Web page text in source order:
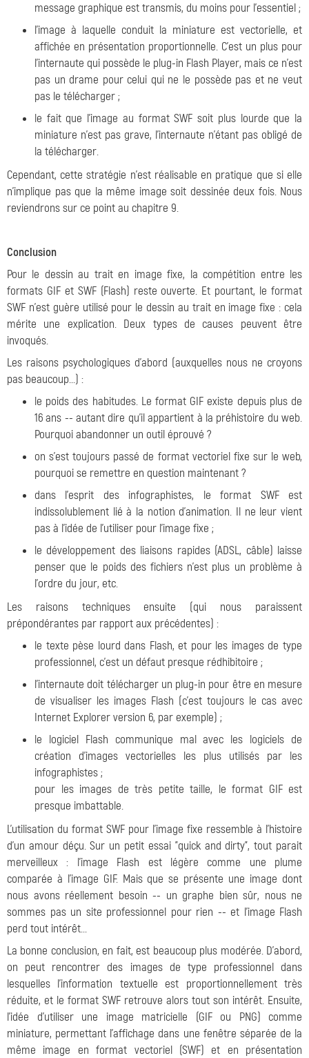
message graphique est transmis, du moins pour l'essentiel ;
l'image à laquelle conduit la miniature est vectorielle, et
affichée en présentation proportionnelle. C'est un plus pour
l'internaute qui possède le plug-in Flash Player, mais ce n'est
pas un drame pour celui qui ne le possède pas et ne veut
pas le télécharger ;
le fait que l'image au format SWF soit plus lourde que la
miniature n'est pas grave, l'internaute n'étant pas obligé de
la télécharger.
Cependant, cette stratégie n'est réalisable en pratique que si elle
n'implique pas que la même image soit dessinée deux fois. Nous
reviendrons sur ce point au chapitre 9.
Conclusion
Pour le dessin au trait en image fixe, la compétition entre les
formats GIF et SWF (Flash) reste ouverte. Et pourtant, le format
SWF n'est guère utilisé pour le dessin au trait en image fixe : cela
mérite une explication. Deux types de causes peuvent être
invoqués.
Les raisons psychologiques d'abord (auxquelles nous ne croyons
pas beaucoup...) :
le poids des habitudes. Le format GIF existe depuis plus de
16 ans -- autant dire qu'il appartient à la préhistoire du web.
Pourquoi abandonner un outil éprouvé ?
on s'est toujours passé de format vectoriel fixe sur le web,
pourquoi se remettre en question maintenant ?
dans l'esprit des infographistes, le format SWF est
indissolublement lié à la notion d'animation. Il ne leur vient
pas à l'idée de l'utiliser pour l'image fixe ;
le développement des liaisons rapides (ADSL, câble) laisse
penser que le poids des fichiers n'est plus un problème à
l'ordre du jour, etc.
Les raisons techniques ensuite (qui nous paraissent
prépondérantes par rapport aux précédentes) :
le texte pèse lourd dans Flash, et pour les images de type
professionnel, c'est un défaut presque rédhibitoire ;
l'internaute doit télécharger un plug-in pour être en mesure
de visualiser les images Flash (c'est toujours le cas avec
Internet Explorer version 6, par exemple) ;
le logiciel Flash communique mal avec les logiciels de
création d'images vectorielles les plus utilisés par les
infographistes ;
pour les images de très petite taille, le format GIF est
presque imbattable.
L'utilisation du format SWF pour l'image fixe ressemble à l'histoire
d'un amour déçu. Sur un petit essai "quick and dirty", tout parait
merveilleux : l'image Flash est légère comme une plume
comparée à l'image GIF. Mais que se présente une image dont
nous avons réellement besoin -- un graphe bien sûr, nous ne
sommes pas un site professionnel pour rien -- et l'image Flash
perd tout intérêt...
La bonne conclusion, en fait, est beaucoup plus modérée. D'abord,
on peut rencontrer des images de type professionnel dans
lesquelles l'information textuelle est proportionnellement très
réduite, et le format SWF retrouve alors tout son intérêt. Ensuite,
l'idée d'utiliser une image matricielle (GIF ou PNG) comme
miniature, permettant l'affichage dans une fenêtre séparée de la
même image en format vectoriel (SWF) et en présentation